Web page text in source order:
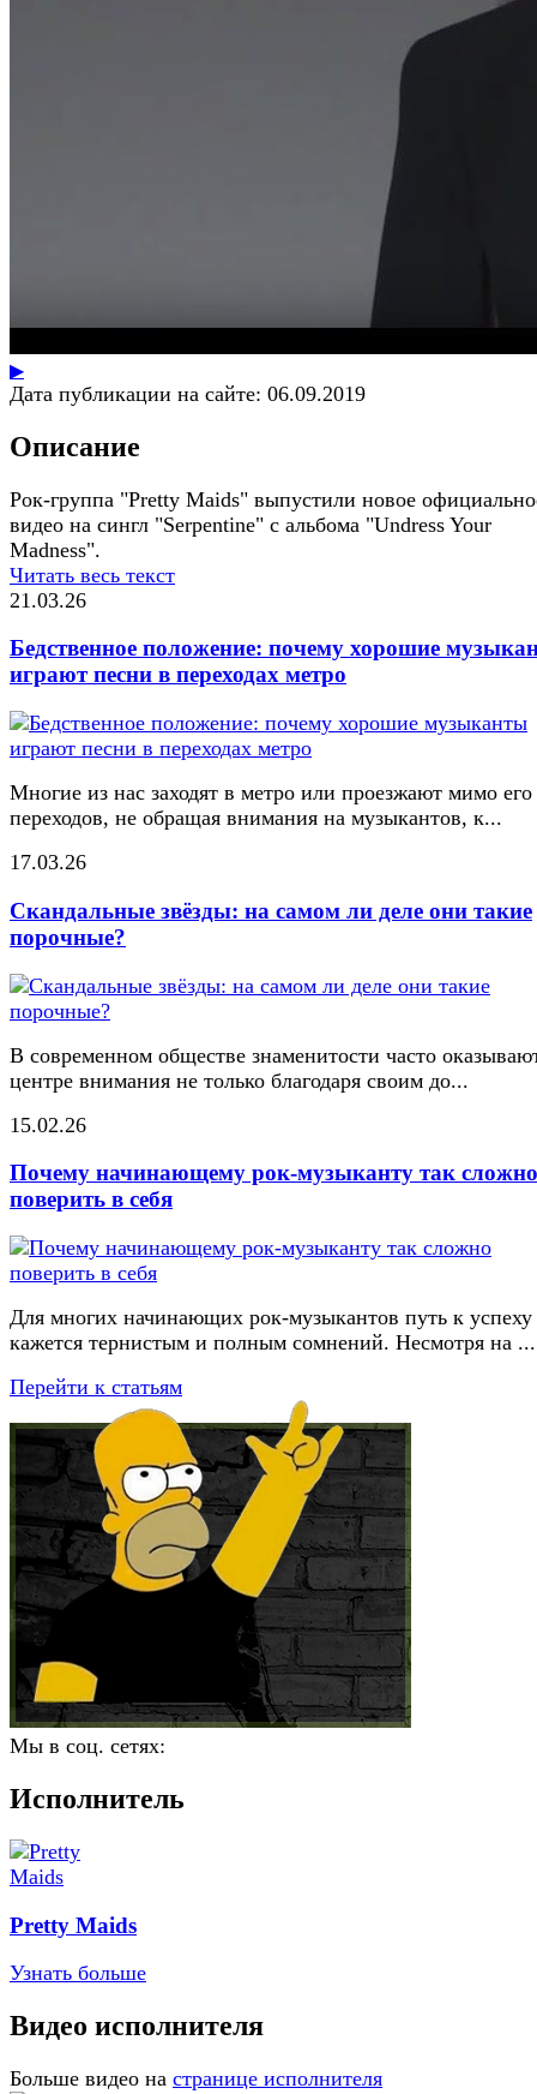
▶
Дата публикации на сайте: 06.09.2019
Описание
Рок-группа "Pretty Maids" выпустили новое
видео на сингл "Serpentine" с альбома "Undress Your
Madness".
Читать весь текст
21.03.26
Бедственное положение: почему хорошие
играют песни в переходах метро
Многие из нас заходят в метро или проезжают мимо его
переходов, не обращая внимания на музыкантов, к...
17.03.26
Скандальные звёзды: на самом ли деле они такие
порочные?
В современном обществе знаменитости часто
центре внимания не только благодаря своим до...
15.02.26
Почему начинающему рок-музыканту так сложно
поверить в себя
Для многих начинающих рок-музыкантов путь к успеху
кажется тернистым и полным сомнений. Несмотря на ...
Перейти к статьям
Мы в соц. сетях:
Исполнитель
Pretty Maids
Узнать больше
Видео исполнителя
Больше видео на странице исполнителя